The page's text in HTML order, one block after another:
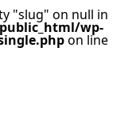
"slug" on null in
wp-
on line